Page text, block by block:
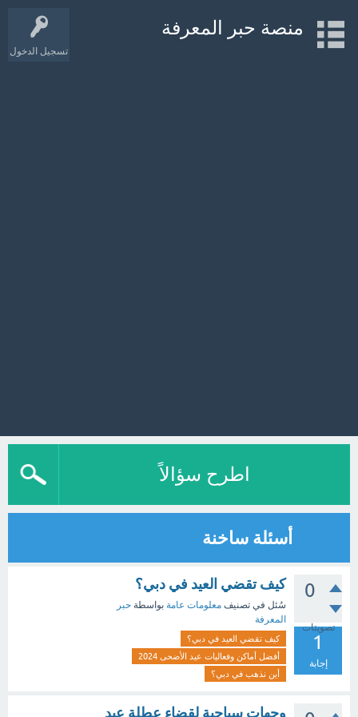
تسجيل الدخول
منصة حبر المعرفة
اطرح سؤالاً
أسئلة ساخنة
0
تصويتات
1
إجابة
كيف تقضي العيد في دبي؟
سُئل في تصنيف معلومات عامة بواسطة حبر
المعرفة
كيف تقضي العيد في دبي؟
أفضل أماكن وفعاليات عيد الأضحى 2024
أين نذهب في دبي؟
وجهات سياحية لقضاء عطلة عيد